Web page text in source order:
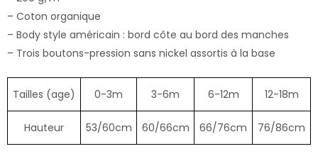
– Coton organique
– Body style américain : bord côte au bord des manches
– Trois boutons-pression sans nickel assortis à la base
Tailles (age) 0-3m 3-6m 6-12m 12-18m
Hauteur 53/60cm 60/66cm 66/76cm 76/86cm